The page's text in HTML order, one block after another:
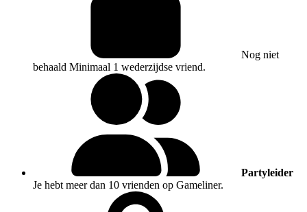
Nog niet
behaald Minimaal 1 wederzijdse vriend.
Partyleider
Je hebt meer dan 10 vrienden op Gameliner.